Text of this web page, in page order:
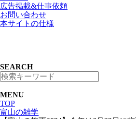
広告掲載&仕事依頼
お問い合わせ
本サイトの仕様
SEARCH
MENU
TOP
富山の雑学